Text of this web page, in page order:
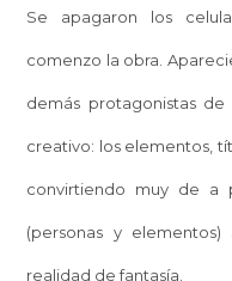
Se apagaron los
comenzo la obra.
demás protagonistas
creativo: los elementos,
convirtiendo muy de a
(personas y
realidad de fantasía.